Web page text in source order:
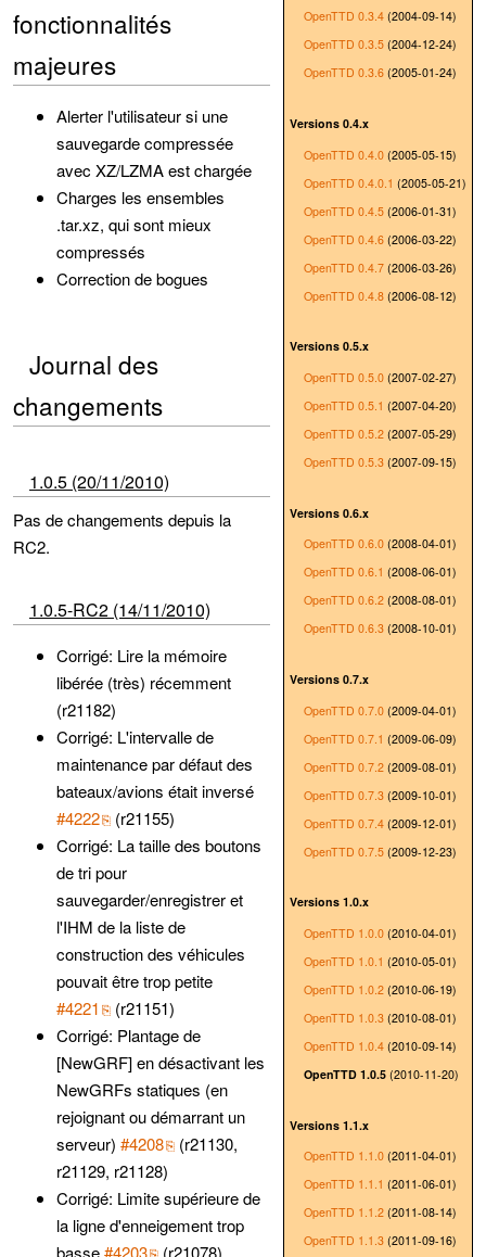
OpenTTD 0.3.4 (2004-09-14)
OpenTTD 0.3.5 (2004-12-24)
OpenTTD 0.3.6 (2005-01-24)
Versions 0.4.x
OpenTTD 0.4.0 (2005-05-15)
OpenTTD 0.4.0.1 (2005-05-21)
OpenTTD 0.4.5 (2006-01-31)
OpenTTD 0.4.6 (2006-03-22)
OpenTTD 0.4.7 (2006-03-26)
OpenTTD 0.4.8 (2006-08-12)
Versions 0.5.x
OpenTTD 0.5.0 (2007-02-27)
OpenTTD 0.5.1 (2007-04-20)
OpenTTD 0.5.2 (2007-05-29)
OpenTTD 0.5.3 (2007-09-15)
Versions 0.6.x
OpenTTD 0.6.0 (2008-04-01)
OpenTTD 0.6.1 (2008-06-01)
OpenTTD 0.6.2 (2008-08-01)
OpenTTD 0.6.3 (2008-10-01)
Versions 0.7.x
OpenTTD 0.7.0 (2009-04-01)
OpenTTD 0.7.1 (2009-06-09)
OpenTTD 0.7.2 (2009-08-01)
OpenTTD 0.7.3 (2009-10-01)
OpenTTD 0.7.4 (2009-12-01)
OpenTTD 0.7.5 (2009-12-23)
Versions 1.0.x
OpenTTD 1.0.0 (2010-04-01)
OpenTTD 1.0.1 (2010-05-01)
OpenTTD 1.0.2 (2010-06-19)
OpenTTD 1.0.3 (2010-08-01)
OpenTTD 1.0.4 (2010-09-14)
OpenTTD 1.0.5 (2010-11-20)
Versions 1.1.x
OpenTTD 1.1.0 (2011-04-01)
OpenTTD 1.1.1 (2011-06-01)
OpenTTD 1.1.2 (2011-08-14)
OpenTTD 1.1.3 (2011-09-16)
fonctionnalités
majeures
Alerter l'utilisateur si une
sauvegarde compressée
avec XZ/LZMA est chargée
Charges les ensembles
.tar.xz, qui sont mieux
compressés
Correction de bogues
Journal des
changements
1.0.5 (20/11/2010)
Pas de changements depuis la
RC2.
1.0.5-RC2 (14/11/2010)
Corrigé: Lire la mémoire
libérée (très) récemment
(r21182)
Corrigé: L'intervalle de
maintenance par défaut des
bateaux/avions était inversé
#4222
(r21155)
Corrigé: La taille des boutons
de tri pour
sauvegarder/enregistrer et
l'IHM de la liste de
construction des véhicules
pouvait être trop petite
#4221
(r21151)
Corrigé: Plantage de
[NewGRF] en désactivant les
NewGRFs statiques (en
rejoignant ou démarrant un
serveur) #4208
(r21130,
r21129, r21128)
Corrigé: Limite supérieure de
la ligne d'enneigement trop
basse#4203
(r21078)